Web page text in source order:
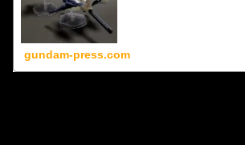
gundam-press.com